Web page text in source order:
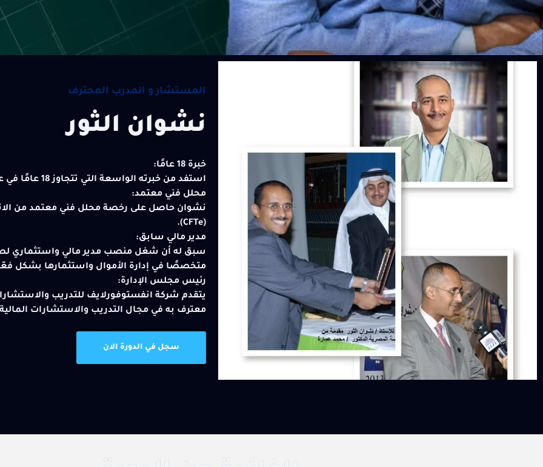
المستشار و المدرب المحترف
نشوان الثور
خبرة 18 عامًا:
استفد من خبرته الواسعة التي تتجاوز 18 عامًا في عالم التداول.
محلل فني معتمد:
نشوان حاصل على رخصة محلل فني معتمد من
(CFTe).
مدير مالي سابق:
سبق له أن شغل منصب مدير مالي واستثماري
متخصصًا في إدارة الأموال واستثمارها بشكل
رئيس مجلس الإدارة:
يتقدم شركة انفستوفورلايف للتدريب
معترف به في مجال التدريب والاستشارات
سجل في الدورة الان